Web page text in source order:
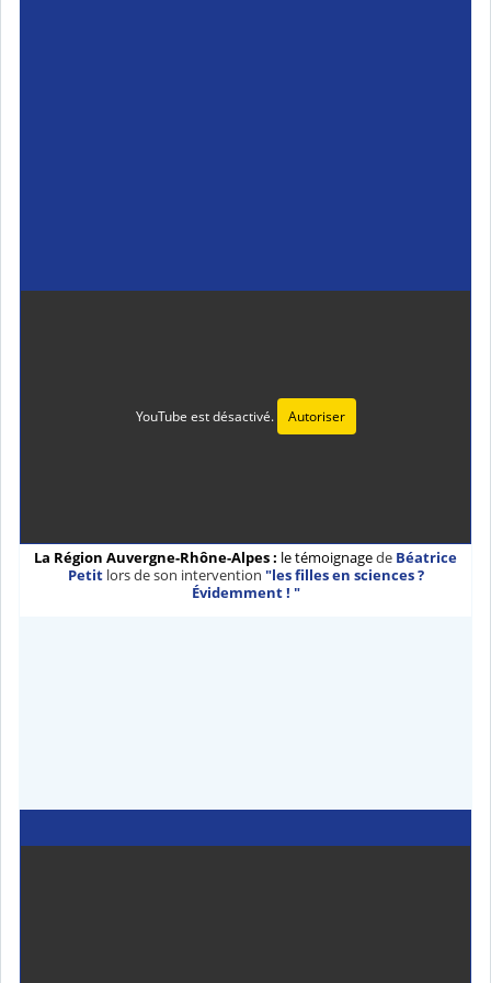
YouTube est désactivé. Autoriser
La Région Auvergne-Rhône-Alpes : le témoignagede Béatrice
Petitlors de son intervention "les filles en sciences ?
Évidemment ! "